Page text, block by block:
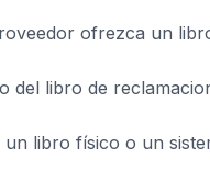
ofrezca un
del libro de
un libro físico o un